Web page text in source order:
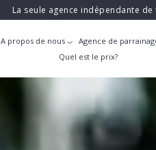
La seule agence indépendante
A propos de nous Agence de
Quel est le prix?